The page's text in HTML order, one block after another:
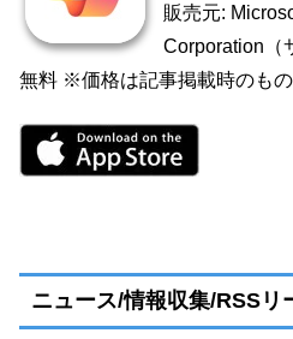
販売元:
Corporation（
無料 ※価格は記事掲載時のもの
ニュース/情報収集/RSSリ